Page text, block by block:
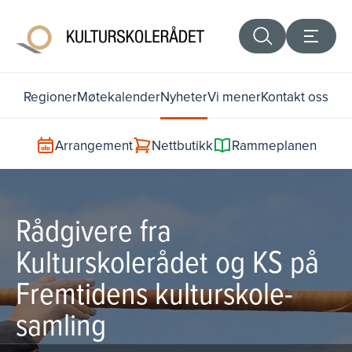
RegionerMøtekalenderNyheterVi menerKontakt oss
Arrangement Nettbutikk Rammeplanen
Rådgivere fra
Kulturskolerådet og KS på
Fremtidens kulturskole-
samling